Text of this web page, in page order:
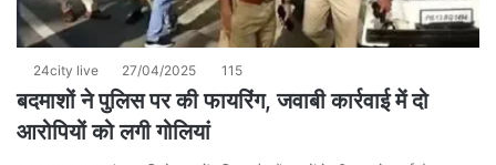
24city live 27/04/2025 115
बदमाशों ने पुलिस पर की फायरिंग, जवाबी कार्रवाई में दो
आरोपियों को लगी गोलियां